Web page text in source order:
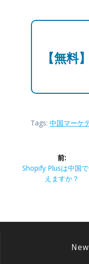
【無料
Tags: 中国マーケ
稿
前:
前
Shopify Plusは中国
えますか？